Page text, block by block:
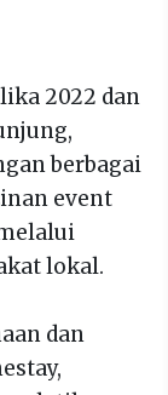
2022 dan
berbagai
event
lokal.
dan